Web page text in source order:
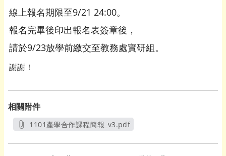
線上報名期限至9/21 24:00。
報名完畢後印出報名表簽章後，
請於9/23放學前繳交至教務處實研組。
謝謝！
相關附件
1101產學合作課程簡報_v3.pdf